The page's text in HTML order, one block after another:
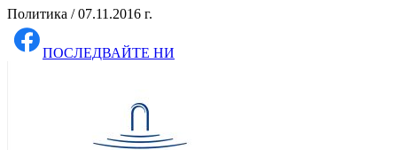
Политика / 07.11.2016 г.
ПОСЛЕДВАЙТЕ НИ